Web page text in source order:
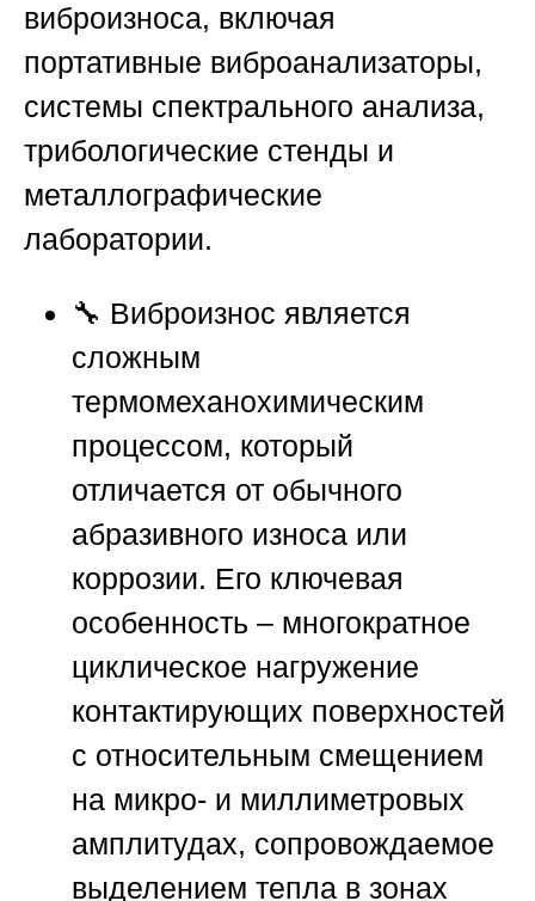
виброизноса, включая
портативные виброанализаторы,
системы спектрального анализа,
трибологические стенды и
металлографические
лаборатории.
🔧 Виброизнос является
сложным
термомеханохимическим
процессом, который
отличается от обычного
абразивного износа или
коррозии. Его ключевая
особенность – многократное
циклическое нагружение
контактирующих поверхностей
с относительным смещением
на микро- и миллиметровых
амплитудах, сопровождаемое
выделением тепла в зонах